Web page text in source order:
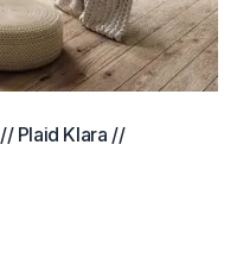
// Plaid Klara //